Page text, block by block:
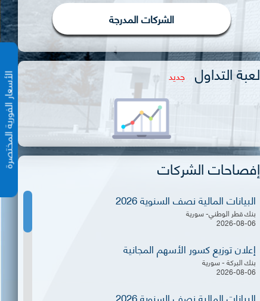
الأسعار
الشركات المدرجة
لعبة التداول جديد
إفصاحات الشركات
البيانات المالية نصف السنوية 2026
بنك قطر الوطني- سورية
2026-08-06
إعلان توزيع كسور الأسهم المجانية
بنك البركة - سورية
2026-08-06